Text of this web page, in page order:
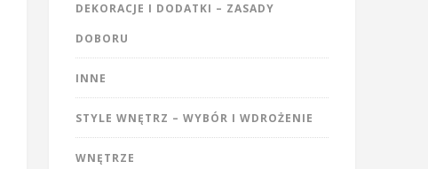
DEKORACJE I DODATKI – ZASADY
DOBORU
INNE
STYLE WNĘTRZ – WYBÓR I WDROŻENIE
WNĘTRZE